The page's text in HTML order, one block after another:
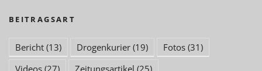
BEITRAGSART
Bericht (13) Drogenkurier (19) Fotos (31)